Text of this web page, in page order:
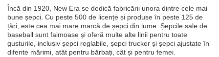
Încă din 1920, New Era se dedică fabricării unora dintre cele mai
bune șepci. Cu peste 500 de licențe și produse în peste 125 de
țări, este cea mai mare marcă de șepci din lume. Șepcile sale de
baseball sunt faimoase și oferă multe alte linii pentru toate
gusturile, inclusiv șepci reglabile, șepci trucker și șepci ajustate în
diferite mărimi, atât pentru bărbați, cât și pentru femei.